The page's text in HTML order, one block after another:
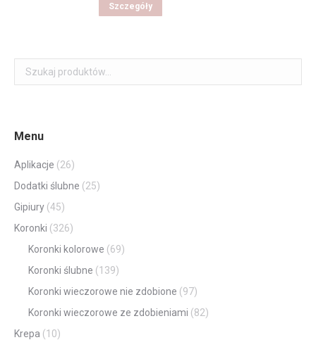
Szczegóły
Menu
Aplikacje (26)
Dodatki ślubne (25)
Gipiury (45)
Koronki (326)
Koronki kolorowe (69)
Koronki ślubne (139)
Koronki wieczorowe nie zdobione (97)
Koronki wieczorowe ze zdobieniami (82)
Krepa (10)